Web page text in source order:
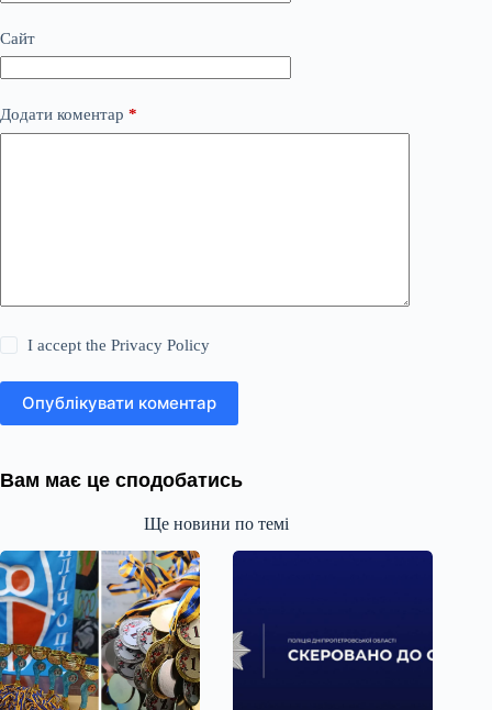
Сайт
Додати коментар *
I accept thePrivacy Policy
Опублікувати коментар
Вам має це сподобатись
Ще новини по темі